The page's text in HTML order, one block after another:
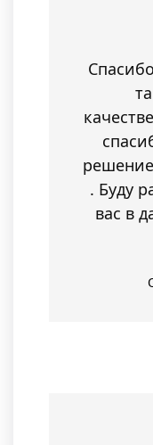
Спасибо
. Буду
вас в